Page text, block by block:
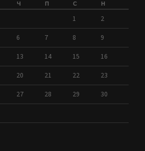
Ч П С Н
1 2
6 7 8 9
13 14 15 16
20 21 22 23
27 28 29 30